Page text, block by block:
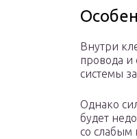
Внутри
провода и
системы
Однако
будет
со слабым